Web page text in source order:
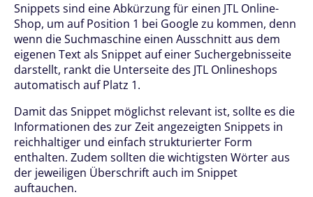
Snippets sind eine Abkürzung für einen JTL Online-
Shop, um auf Position 1 bei Google zu kommen, denn
wenn die Suchmaschine einen Ausschnitt aus dem
eigenen Text als Snippet auf einer Suchergebnisseite
darstellt, rankt die Unterseite des JTL Onlineshops
automatisch auf Platz 1.
Damit das Snippet möglichst relevant ist, sollte es die
Informationen des zur Zeit angezeigten Snippets in
reichhaltiger und einfach strukturierter Form
enthalten. Zudem sollten die wichtigsten Wörter aus
der jeweiligen Überschrift auch im Snippet
auftauchen.